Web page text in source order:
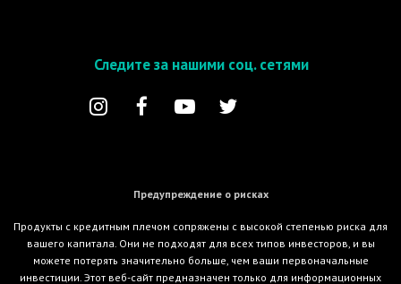
Следите за нашими соц. сетями
Предупреждение о рисках
Продукты с кредитным плечом сопряжены с высокой степенью риска для
вашего капитала. Они не подходят для всех типов инвесторов, и вы
можете потерять значительно больше, чем ваши первоначальные
инвестиции. Этот веб-сайт предназначен только для информационных